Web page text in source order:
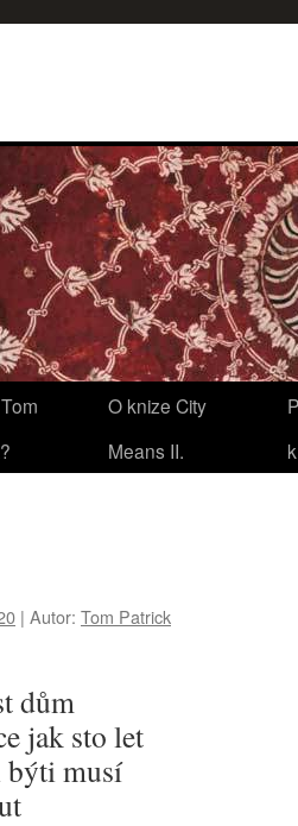
O knize City
Means II.
| Autor: Tom Patrick
dům
jak sto let
býti musí